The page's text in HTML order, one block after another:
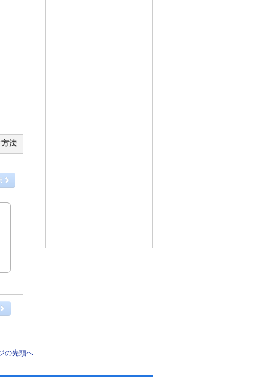
方法
の先頭へ